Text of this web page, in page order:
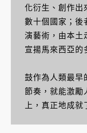
化衍生、創作出
數十個國家；後
演藝術，由本土
宣揚馬來西亞的
鼓作為人類最早
節奏，就能激勵
上，真正地成